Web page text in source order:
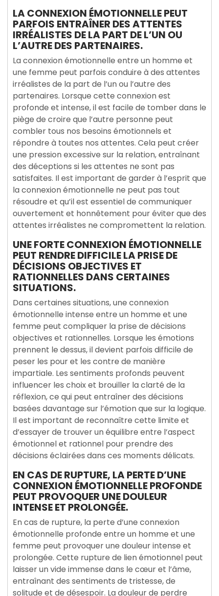
LA CONNEXION ÉMOTIONNELLE PEUT
PARFOIS ENTRAÎNER DES ATTENTES
IRRÉALISTES DE LA PART DE L’UN OU
L’AUTRE DES PARTENAIRES.
La connexion émotionnelle entre un homme et
une femme peut parfois conduire à des attentes
irréalistes de la part de l’un ou l’autre des
partenaires. Lorsque cette connexion est
profonde et intense, il est facile de tomber dans le
piège de croire que l’autre personne peut
combler tous nos besoins émotionnels et
répondre à toutes nos attentes. Cela peut créer
une pression excessive sur la relation, entraînant
des déceptions si les attentes ne sont pas
satisfaites. Il est important de garder à l’esprit que
la connexion émotionnelle ne peut pas tout
résoudre et qu’il est essentiel de communiquer
ouvertement et honnêtement pour éviter que des
attentes irréalistes ne compromettent la relation.
UNE FORTE CONNEXION ÉMOTIONNELLE
PEUT RENDRE DIFFICILE LA PRISE DE
DÉCISIONS OBJECTIVES ET
RATIONNELLES DANS CERTAINES
SITUATIONS.
Dans certaines situations, une connexion
émotionnelle intense entre un homme et une
femme peut compliquer la prise de décisions
objectives et rationnelles. Lorsque les émotions
prennent le dessus, il devient parfois difficile de
peser les pour et les contre de manière
impartiale. Les sentiments profonds peuvent
influencer les choix et brouiller la clarté de la
réflexion, ce qui peut entraîner des décisions
basées davantage sur l’émotion que sur la logique.
Il est important de reconnaître cette limite et
d’essayer de trouver un équilibre entre l’aspect
émotionnel et rationnel pour prendre des
décisions éclairées dans ces moments délicats.
EN CAS DE RUPTURE, LA PERTE D’UNE
CONNEXION ÉMOTIONNELLE PROFONDE
PEUT PROVOQUER UNE DOULEUR
INTENSE ET PROLONGÉE.
En cas de rupture, la perte d’une connexion
émotionnelle profonde entre un homme et une
femme peut provoquer une douleur intense et
prolongée. Cette rupture de lien émotionnel peut
laisser un vide immense dans le cœur et l’âme,
entraînant des sentiments de tristesse, de
solitude et de désespoir. La douleur de perdre